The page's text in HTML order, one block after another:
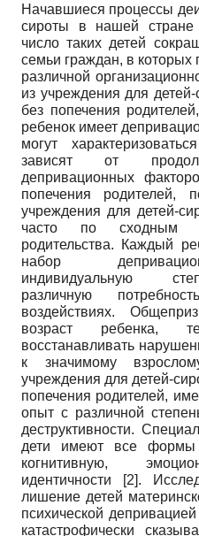
Начавшиеся процессы
сироты в нашей стране
число таких детей
семьи граждан, в которых
различной
из учреждения для
без попечения
ребенок имеет
могут
зависят от
депривационных
попечения родителей,
учреждения для детей-
часто по сходным
родительства. Каждый
набор
индивидуальную
различную
воздействиях.
возраст ребенка,
восстанавливать
к значимому
учреждения для детей-
попечения родителей,
опыт с различной
деструктивности.
дети имеют все формы
когнитивную,
идентичности [2].
лишение детей
психической
катастрофически